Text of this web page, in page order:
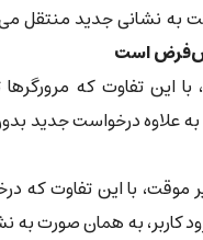
نشانی جدید منتقل
موقت، با این تفاوت که
کاربر، به همان صورت